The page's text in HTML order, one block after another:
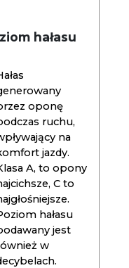
hałasu
oponę
ruchu,
na
jazdy.
A, to opony
C to
hałasu
jest
w